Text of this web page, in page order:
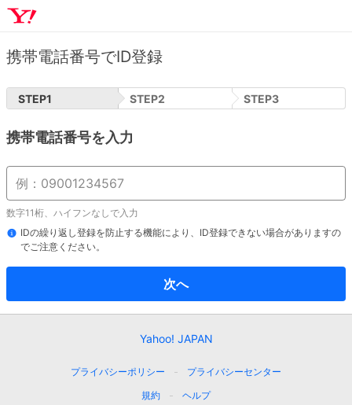
携帯電話番号でID登録
STEP1 STEP2 STEP3
携帯電話番号を入力
数字11桁、ハイフンなしで入力
IDの繰り返し登録を防止する機能により、ID登録できない場合がありますの
でご注意ください。
次へ
Yahoo! JAPAN
プライバシーポリシー
プライバシーセンター
規約
ヘルプ